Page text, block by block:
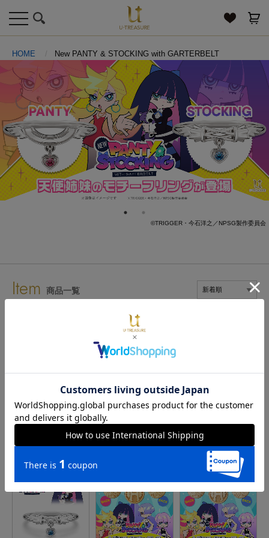
toggle
navigation
HOME New PANTY & STOCKING with GARTERBELT
©TRIGGER・今石洋之／NPSG製作委員会
Item 商品一覧
STOCKING with
GARTERBELT
モチーフリング パンティ
シルバー
¥19,800
New PANTY &
STOCKING with
GARTERBELT
モチーフリング パンティ
プラチナ
予約終了
¥176,000
New PANTY &
STOCKING with
GARTERBELT
予約終了
¥19,800